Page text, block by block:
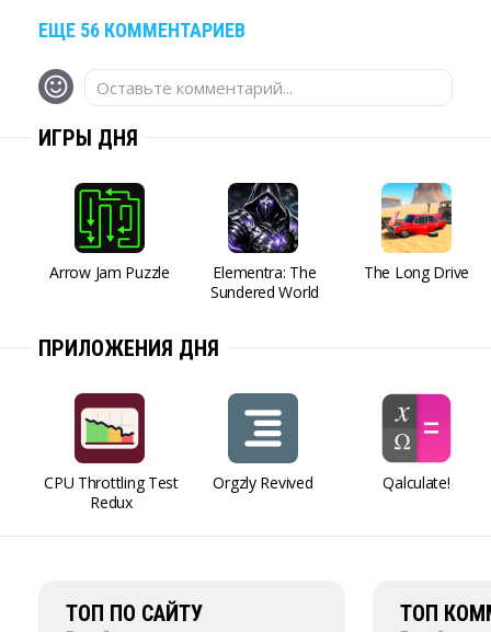
ЕЩЕ 56 КОММЕНТАРИЕВ
Оставьте комментарий...
ИГРЫ ДНЯ
Arrow Jam Puzzle
Elementra: The
Sundered World
The Long Drive
ПРИЛОЖЕНИЯ ДНЯ
CPU Throttling Test
Redux
Orgzly Revived Qalculate!
ТОП ПО САЙТУ ТОП